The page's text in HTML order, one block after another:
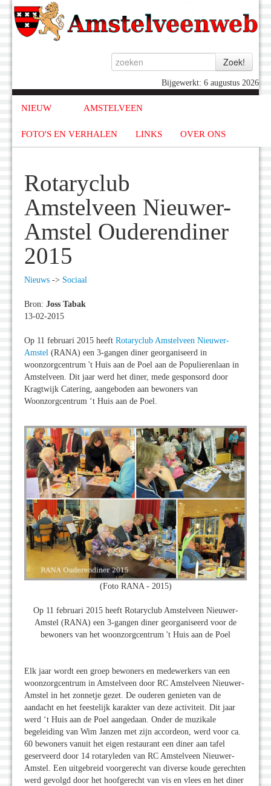
Bijgewerkt: 6 augustus 2026
NIEUW AMSTELVEEN
FOTO'S EN VERHALEN LINKS OVER ONS
Rotaryclub
Amstelveen Nieuwer-
Amstel Ouderendiner
2015
Nieuws -> Sociaal
Bron: Joss Tabak
13-02-2015
Op 11 februari 2015 heeft Rotaryclub Amstelveen Nieuwer-
Amstel (RANA) een 3-gangen diner georganiseerd in
woonzorgcentrum 't Huis aan de Poel aan de Populierenlaan in
Amstelveen. Dit jaar werd het diner, mede gesponsord door
Kragtwijk Catering, aangeboden aan bewoners van
Woonzorgcentrum ‘t Huis aan de Poel.
(Foto RANA - 2015)
Op 11 februari 2015 heeft Rotaryclub Amstelveen Nieuwer-
Amstel (RANA) een 3-gangen diner georganiseerd voor de
bewoners van het woonzorgcentrum 't Huis aan de Poel
Elk jaar wordt een groep bewoners en medewerkers van een
woonzorgcentrum in Amstelveen door RC Amstelveen Nieuwer-
Amstel in het zonnetje gezet. De ouderen genieten van de
aandacht en het feestelijk karakter van deze activiteit. Dit jaar
werd ‘t Huis aan de Poel aangedaan. Onder de muzikale
begeleiding van Wim Janzen met zijn accordeon, werd voor ca.
60 bewoners vanuit het eigen restaurant een diner aan tafel
geserveerd door 14 rotaryleden van RC Amstelveen Nieuwer-
Amstel. Een uitgebreid voorgerecht van diverse koude gerechten
werd gevolgd door het hoofgerecht van vis en vlees en het diner